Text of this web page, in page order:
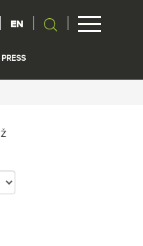
EN
PRESS
Ž